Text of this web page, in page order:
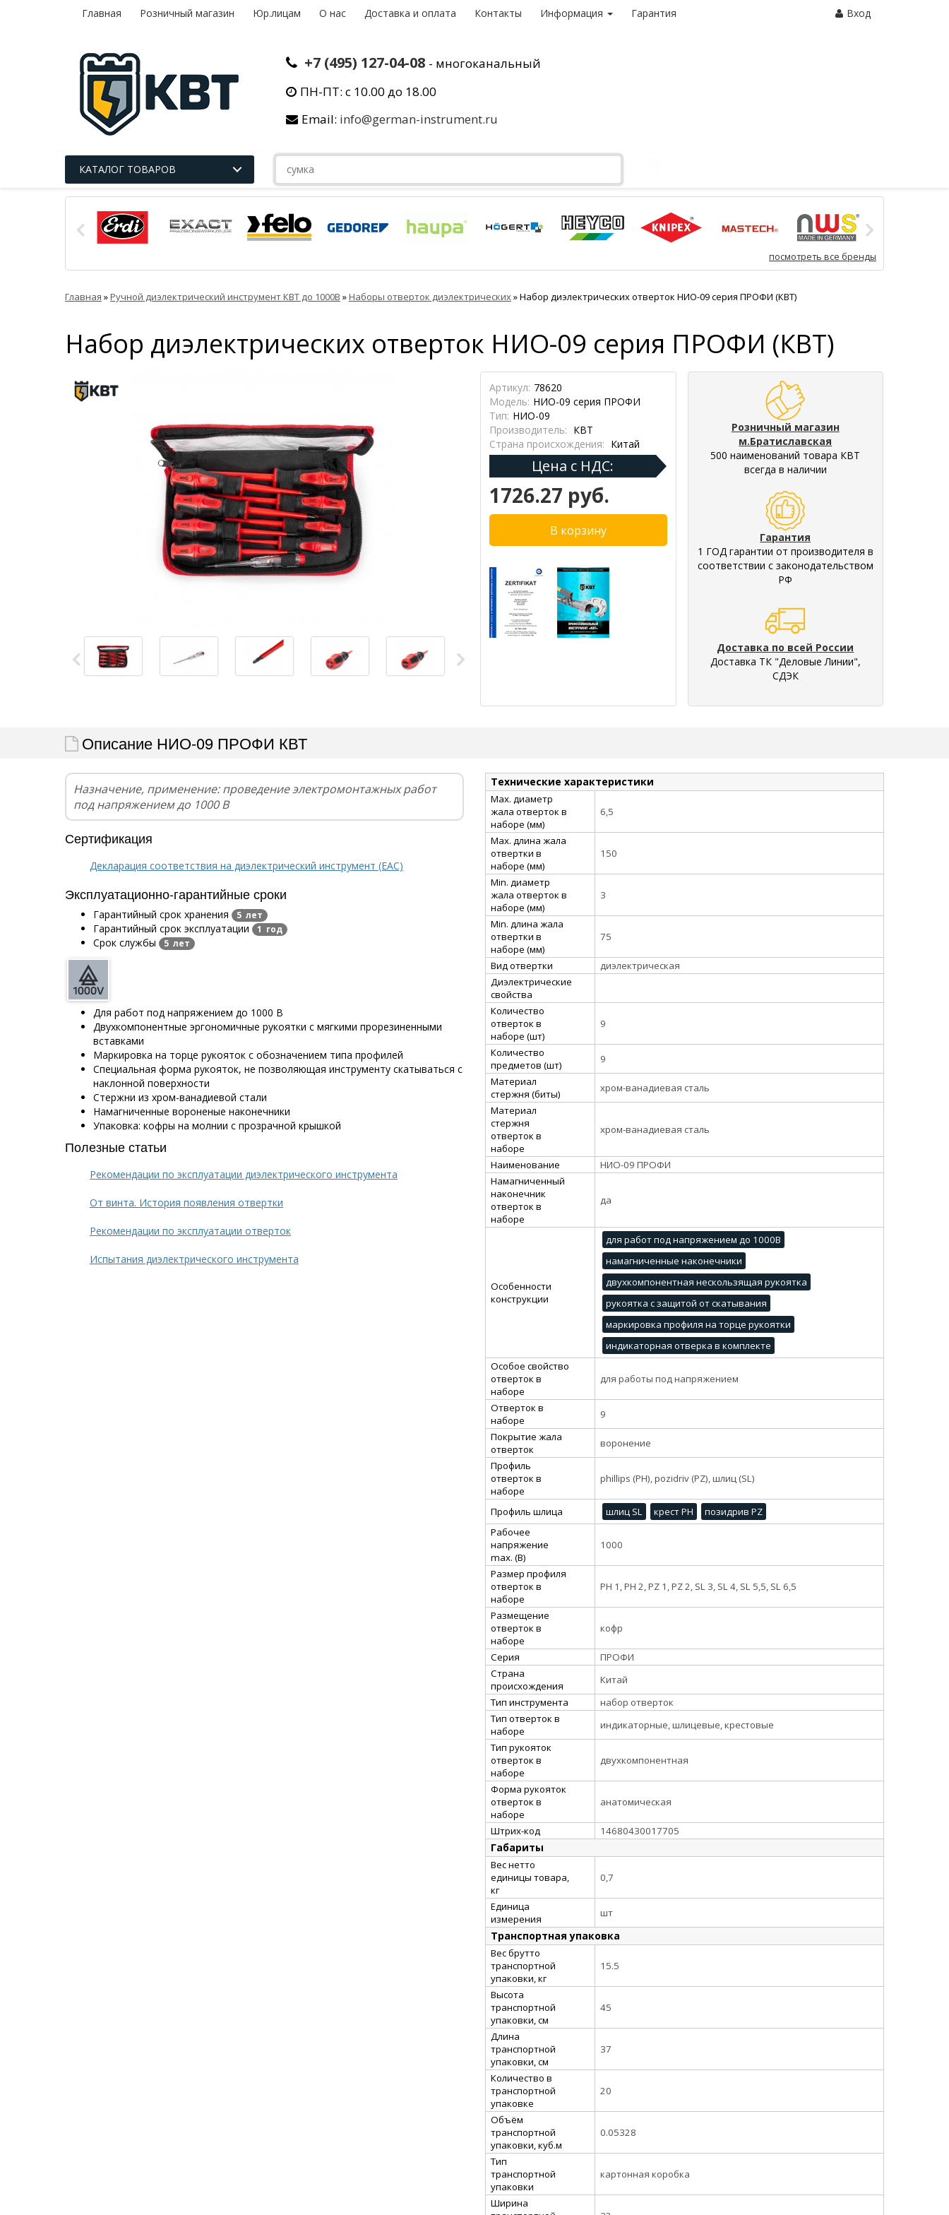
Главная Розничный магазин Юр.лицам О нас Доставка и оплата Контакты Информация Гарантия Вход
+7 (495) 127-04-08 - многоканальный
ПН-ПТ: с 10.00 до 18.00
Email: info@german-instrument.ru
КАТАЛОГ ТОВАРОВ
посмотреть все бренды
Главная »Ручной диэлектрический инструмент КВТ до 1000В »Наборы отверток диэлектрических »Набор диэлектрических отверток НИО-09 серия ПРОФИ (КВТ)
Набор диэлектрических отверток НИО-09 серия ПРОФИ (КВТ)
Артикул: 78620
Модель: НИО-09 серия ПРОФИ
Тип: НИО-09
Производитель: КВТ
Страна происхождения: Китай
Цена с НДС:
1726.27 руб.
Розничный магазин
м.Братиславская
500 наименований товара КВТ
всегда в наличии
Гарантия
1 ГОД гарантии от производителя в
соответствии с законодательством
РФ
Доставка по всей России
Доставка ТК "Деловые Линии",
СДЭК
Описание НИО-09 ПРОФИ КВТ
Назначение, применение: проведение электромонтажных работ
под напряжением до 1000 В
Сертификация
Декларация соответствия на диэлектрический инструмент (EAC)
Эксплуатационно-гарантийные сроки
Гарантийный срок хранения 5 лет
Гарантийный срок эксплуатации 1 год
Срок службы 5 лет
Для работ под напряжением до 1000 В
Двухкомпонентные эргономичные рукоятки с мягкими прорезиненными
вставками
Маркировка на торце рукояток с обозначением типа профилей
Специальная форма рукояток, не позволяющая инструменту скатываться с
наклонной поверхности
Стержни из хром-ванадиевой стали
Намагниченные вороненые наконечники
Упаковка: кофры на молнии с прозрачной крышкой
Полезные статьи
Рекомендации по эксплуатации диэлектрического инструмента
От винта. История появления отвертки
Рекомендации по эксплуатации отверток
Испытания диэлектрического инструмента
Технические характеристики
Max. диаметр
жала отверток в
наборе (мм)
6,5
Max. длина жала
отвертки в
наборе (мм)
150
Min. диаметр
жала отверток в
наборе (мм)
3
Min. длина жала
отвертки в
наборе (мм)
75
Вид отвертки
диэлектрическая
Диэлектрические
свойства
Количество
отверток в
наборе (шт)
9
Количество
предметов (шт)
9
Материал
стержня (биты)
хром-ванадиевая сталь
Материал
стержня
отверток в
наборе
хром-ванадиевая сталь
Наименование
НИО-09 ПРОФИ
Намагниченный
наконечник
отверток в
наборе
да
Особенности
конструкции
для работ под напряжением до 1000В
намагниченные наконечники
двухкомпонентная нескользящая рукоятка
рукоятка с защитой от скатывания
маркировка профиля на торце рукоятки
индикаторная отверка в комплекте
Особое свойство
отверток в
наборе
для работы под напряжением
Отверток в
наборе
9
Покрытие жала
отверток
воронение
Профиль
отверток в
наборе
phillips (PH), pozidriv (PZ), шлиц (SL)
Профиль шлица шлиц SL крест PH
позидрив PZ
Рабочее
напряжение
max. (В)
1000
Размер профиля
отверток в
наборе
PH 1, PH 2, PZ 1, PZ 2, SL 3, SL 4, SL 5,5, SL 6,5
Размещение
отверток в
наборе
кофр
Серия
ПРОФИ
Страна
происхождения
Китай
Тип инструмента
набор отверток
Тип отверток в
наборе
индикаторные, шлицевые, крестовые
Тип рукояток
отверток в
наборе
двухкомпонентная
Форма рукояток
отверток в
наборе
анатомическая
Штрих-код 14680430017705
Габариты
Вес нетто
единицы товара,
кг
0,7
Единица
измерения
шт
Транспортная упаковка
Вес брутто
транспортной
упаковки, кг
15.5
Высота
транспортной
упаковки, см
45
Длина
транспортной
упаковки, см
37
Количество в
транспортной
упаковке
20
Объём
транспортной
упаковки, куб.м
0.05328
Тип
транспортной
упаковки
картонная коробка
Ширина